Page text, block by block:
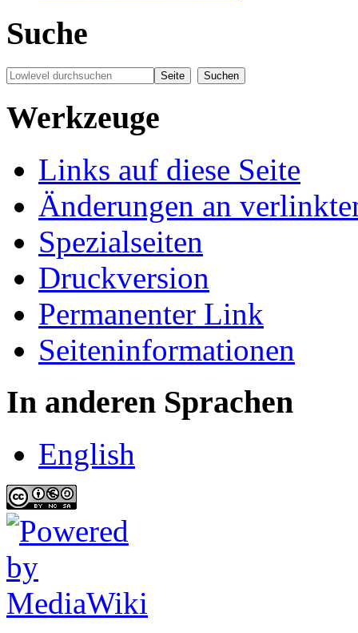
Suche
Werkzeuge
Links auf diese Seite
Änderungen an
Spezialseiten
Druckversion
Permanenter Link
Seiten­informationen
In anderen Sprachen
English